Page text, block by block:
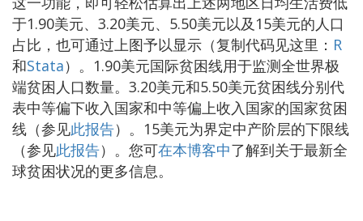
于1.90美元、3.20美元、5.50美元以及15美元的人口
占比，也可通过上图予以显示（复制代码见这里： R
和Stata）。1.90美元国际贫困线用于监测全世界极
端贫困人口数量。3.20美元和5.50美元贫困线分别代
表中等偏下收入国家和中等偏上收入国家的国家贫困
线（参见此报告）。15美元为界定中产阶层的下限线
（参见此报告）。您可在本博客中了解到关于最新全
球贫困状况的更多信息。